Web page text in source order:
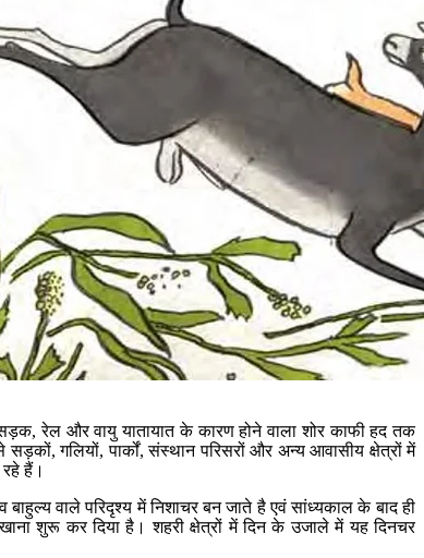
रेल और वायु यातायात के कारण होने वाला शोर काफी हद तक
गलियों, पार्कों, संस्थान परिसरों और अन्य आवासीय क्षेत्रों में
हैं।
वाले परिदृश्य में निशाचर बन जाते है एवं सांध्यकाल के बाद ही
शुरू कर दिया है। शहरी क्षेत्रों में दिन के उजाले में यह दिनचर